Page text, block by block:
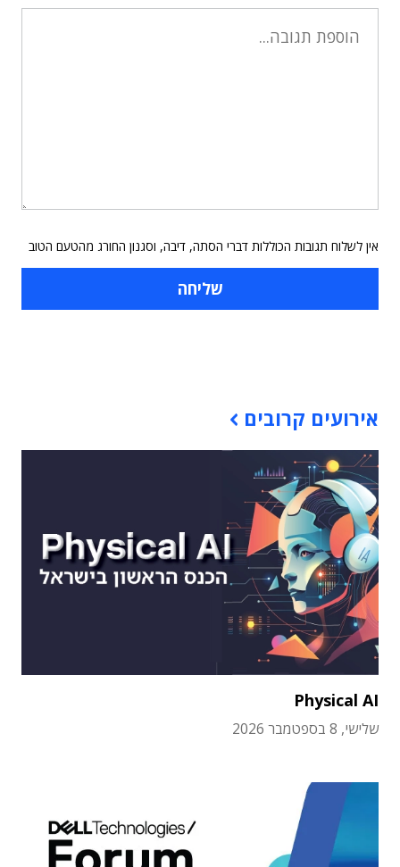
אין לשלוח תגובות הכוללות דברי הסתה, דיבה, וסגנון החורג מהטעם הטוב
אירועים קרובים
Physical AI
שלישי, 8 בספטמבר 2026